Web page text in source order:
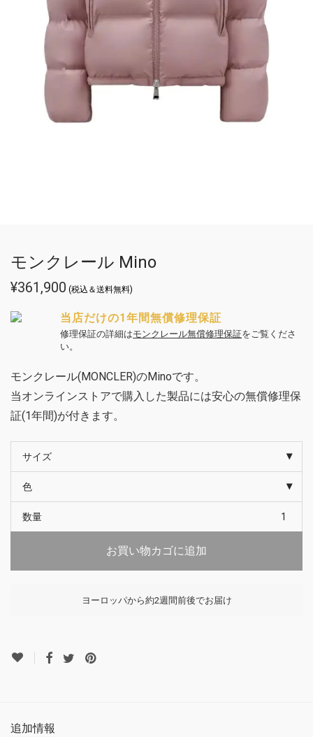
モンクレール Mino
¥361,900 (税込＆送料無料)
当店だけの1年間無償修理保証
修理保証の詳細はモンクレール無償修理保証をご覧くださ
い。
モンクレール(MONCLER)のMinoです。
当オンラインストアで購入した製品には安心の無償修理保
証(1年間)が付きます。
サイズ
色
数量
お買い物カゴに追加
ヨーロッパから約2週間前後でお届け
追加情報